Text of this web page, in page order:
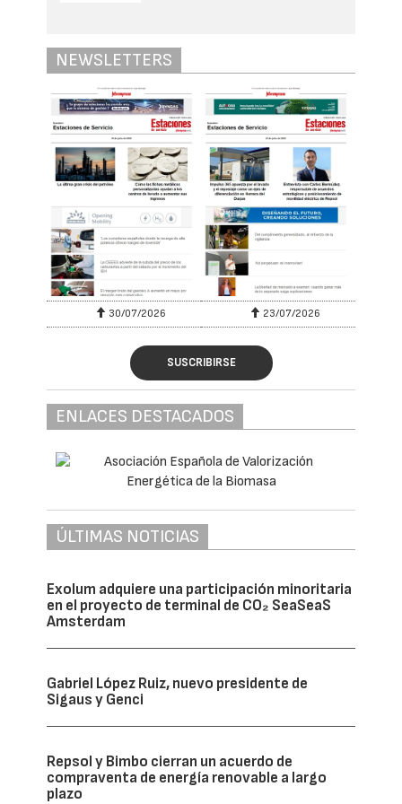
NEWSLETTERS
30/07/2026 23/07/2026
SUSCRIBIRSE
ENLACES DESTACADOS
ÚLTIMAS NOTICIAS
Exolum adquiere una participación minoritaria
en el proyecto de terminal de CO₂ SeaSeaS
Amsterdam
Gabriel López Ruiz, nuevo presidente de
Sigaus y Genci
Repsol y Bimbo cierran un acuerdo de
compraventa de energía renovable a largo
plazo